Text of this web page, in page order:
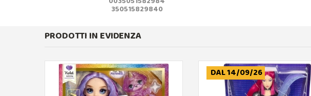
350515829840
PRODOTTI IN EVIDENZA
DAL 14/09/26